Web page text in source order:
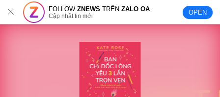
FOLLOWZNEWS TRÊNZALO OA
Cập nhật tin mới OPEN